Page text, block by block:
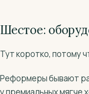
Шестое:
Тут коротко, потому
Реформеры бывают
у премиальных мягче